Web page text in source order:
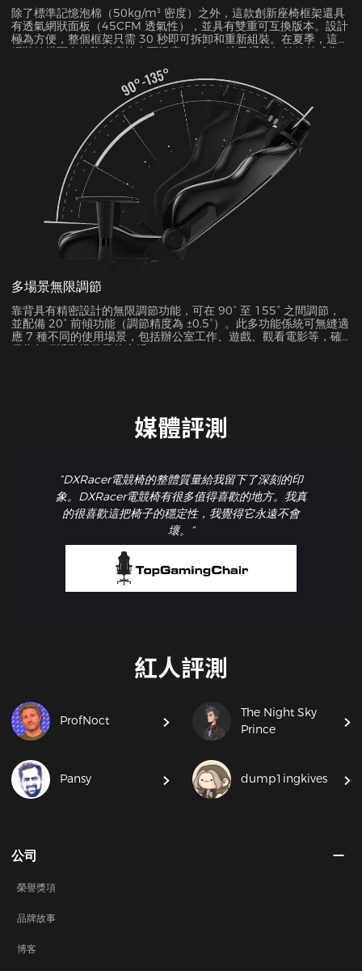
除了標準記憶泡棉（50kg/m³ 密度）之外，這款創新座椅框架還具
有透氣網狀面板（45CFM 透氣性），並具有雙重可互換版本。設計
極為方便，整個框架只需 30 秒即可拆卸和重新組裝。在夏季，這種
網狀結構可有效降低座椅表面溫度 5-8°C，這已通過紅外線熱成像
多場景無限調節
靠背具有精密設計的無限調節功能，可在 90° 至 155° 之間調節，
並配備 20° 前傾功能（調節精度為 ±0.5°）。此多功能係統可無縫適
應 7 種不同的使用場景，包括辦公室工作、遊戲、觀看電影等，確
保為每項活動提供最佳支援。
媒體評測
“DXRacer電競椅的整體質量給我留下了深刻的印
象。DXRacer電競椅有很多值得喜歡的地方。我真
的很喜歡這把椅子的穩定性，我覺得它永遠不會
壞。”
紅人評測
ProfNoct
The Night Sky
Prince
Pansy dump1ingkives
公司
榮譽獎項
品牌故事
博客